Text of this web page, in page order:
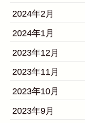
2024年2月
2024年1月
2023年12月
2023年11月
2023年10月
2023年9月